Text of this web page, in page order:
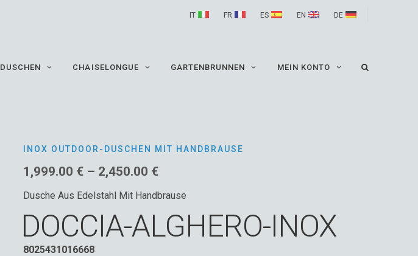
IT FR ES EN DE
DUSCHEN CHAISELONGUE GARTENBRUNNEN MEIN KONTO
INOX OUTDOOR-DUSCHEN MIT HANDBRAUSE
1,999.00 € – 2,450.00 €Preisspanne:
bis
2,450.00 €
Dusche Aus Edelstahl Mit Handbrause
DOCCIA-ALGHERO-INOX
8025431016668